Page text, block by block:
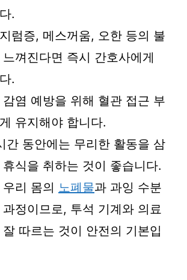
.
럼증, 메스꺼움, 오한 등의 불
껴진다면 즉시 간호사에게
.
염 예방을 위해 혈관 접근 부
유지해야 합니다.
간 동안에는 무리한 활동을 삼
식을 취하는 것이 좋습니다.
리 몸의 노폐물과 과잉 수분
정이므로, 투석 기계와 의료
따르는 것이 안전의 기본입